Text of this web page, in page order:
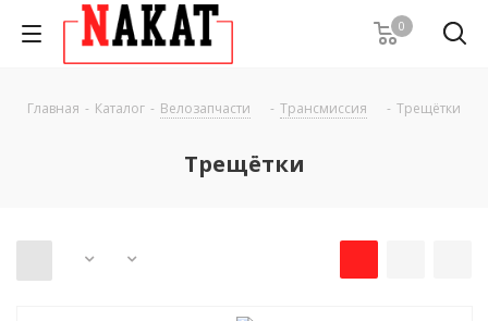
0
Главная - Каталог - Велозапчасти - Трансмиссия - Трещётки
Трещётки